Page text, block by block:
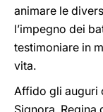
animare le
l’impegno dei
testimoniare in
vita.
Affido gli auguri
Signora, Regina